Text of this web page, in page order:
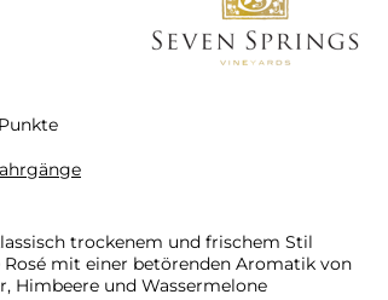
trockenem und frischem Stil
mit einer betörenden Aromatik von
Himbeere und Wassermelone